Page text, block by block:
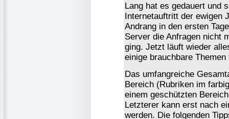
Lang hat es gedauert und
Internetauftritt der ewigen
Andrang in den ersten
Server die Anfragen nicht
ging. Jetzt läuft wieder
einige brauchbare
Das umfangreiche
Bereich (Rubriken im
einem geschützten
Letzterer kann erst nach
werden. Die folgenden